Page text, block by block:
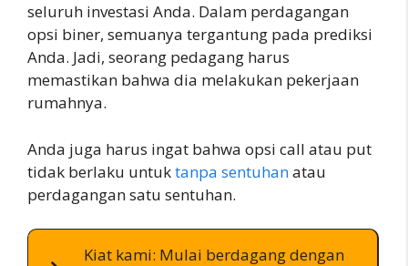
seluruh investasi Anda. Dalam perdagangan
opsi biner, semuanya tergantung pada prediksi
Anda. Jadi, seorang pedagang harus
memastikan bahwa dia melakukan pekerjaan
rumahnya.
Anda juga harus ingat bahwa opsi call atau put
tidak berlaku untuktanpa sentuhanatau
perdagangan satu sentuhan.
Kiat kami: Mulai berdagang dengan